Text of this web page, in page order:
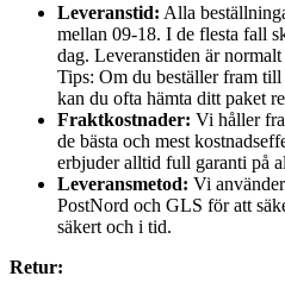
Leveranstid: Alla
mellan 09-18. I de flesta fall
dag. Leveranstiden är
Tips: Om du beställer fram
kan du ofta hämta ditt paket
Fraktkostnader: Vi håller
de bästa och mest
erbjuder alltid full garanti på
Leveransmetod: Vi
PostNord och GLS för att
säkert och i tid.
Retur: